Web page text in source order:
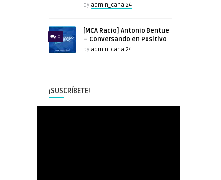
by admin_canal24
0
[MCA Radio] Antonio Bentue
– Conversando en Positivo
by admin_canal24
¡SUSCRÍBETE!